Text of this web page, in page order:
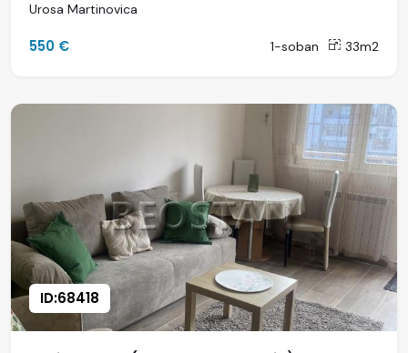
Urosa Martinovica
550 € 1-soban 33m2
ID:68418